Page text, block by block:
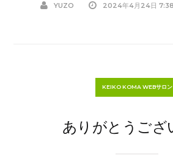
YUZO 2024年4月24日
KEIKO KOMA WEBサロン
ありがとうござ